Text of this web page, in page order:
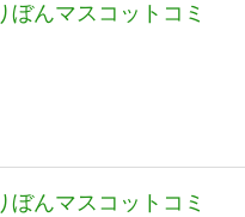
ぼんマスコットコミ
ぼんマスコットコミ